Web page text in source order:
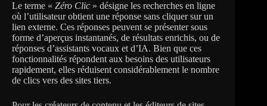
Le terme « Zéro Clic » désigne les recherches en ligne
où l’utilisateur obtient une réponse sans cliquer sur un
lien externe. Ces réponses peuvent se présenter sous
forme d’aperçus instantanés, de résultats enrichis, ou de
réponses d’assistants vocaux et d’IA. Bien que ces
fonctionnalités répondent aux besoins des utilisateurs
rapidement, elles réduisent considérablement le nombre
de clics vers des sites tiers.